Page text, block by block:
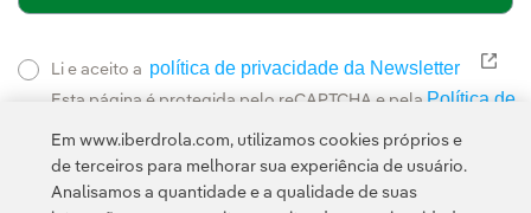
Li e aceito a política de privacidade da Newsletter Link
Esta página é protegida pelo reCAPTCHA e pela Política de
Em www.iberdrola.com, utilizamos cookies próprios e
de terceiros para melhorar sua experiência de usuário.
Analisamos a quantidade e a qualidade de suas